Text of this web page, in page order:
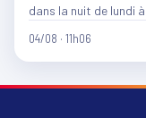
dans la nuit de lundi
04/08 · 11h06